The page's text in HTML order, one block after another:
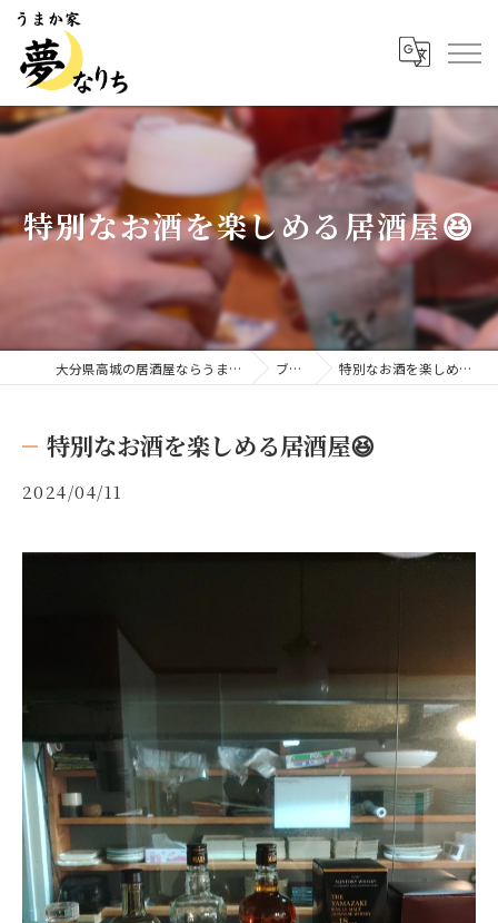
特別なお酒を楽しめる居酒屋😆
大分県高城の居酒屋ならうまか家 夢なりち ブログ 特別なお酒を楽しめる居酒屋😆
特別なお酒を楽しめる居酒屋😆
2024/04/11